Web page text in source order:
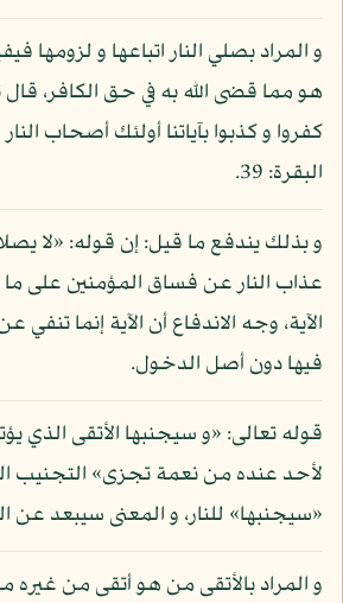
و المراد بصلي النار اتباعها و لزومها
هو مما قضى الله به في حق الكافر، قال
كفروا و كذبوا بآياتنا أولئك أصحاب
البقرة: 39.
و بذلك يندفع ما قيل: إن قوله: «لا
عذاب النار عن فساق المؤمنين على ما
الآية، وجه الاندفاع أن الآية إنما تنفي
فيها دون أصل الدخول.
قوله تعالى: «و سيجنبها الأتقى الذي
لأحد عنده من نعمة تجزى» التجنيب
«سيجنبها» للنار، و المعنى سيبعد عن
و المراد بالأتقى من هو أتقى من